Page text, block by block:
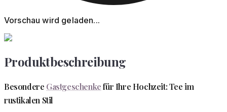
Vorschau wird geladen...
Produktbeschreibung
Besondere Gastgeschenkefür Ihre Hochzeit: Tee im
rustikalen Stil